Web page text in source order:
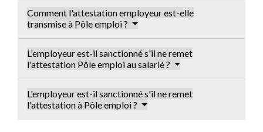
Comment l'attestation employeur est-elle
transmise à Pôle emploi ?
L'employeur est-il sanctionné s'il ne remet
l'attestation Pôle emploi au salarié ?
L'employeur est-il sanctionné s'il ne remet
l'attestation à Pôle emploi ?